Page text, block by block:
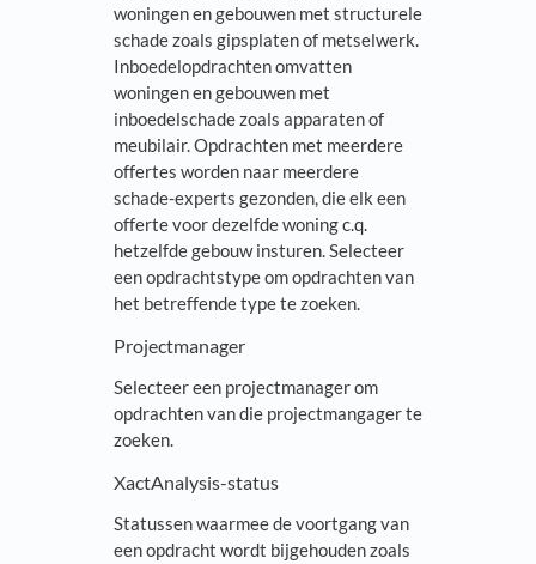
woningen en gebouwen met structurele
schade zoals gipsplaten of metselwerk.
Inboedelopdrachten omvatten
woningen en gebouwen met
inboedelschade zoals apparaten of
meubilair. Opdrachten met meerdere
offertes worden naar meerdere
schade-experts gezonden, die elk een
offerte voor dezelfde woning c.q.
hetzelfde gebouw insturen. Selecteer
een opdrachtstype om opdrachten van
het betreffende type te zoeken.
Projectmanager
Selecteer een projectmanager om
opdrachten van die projectmangager te
zoeken.
XactAnalysis-status
Statussen waarmee de voortgang van
een opdracht wordt bijgehouden zoals